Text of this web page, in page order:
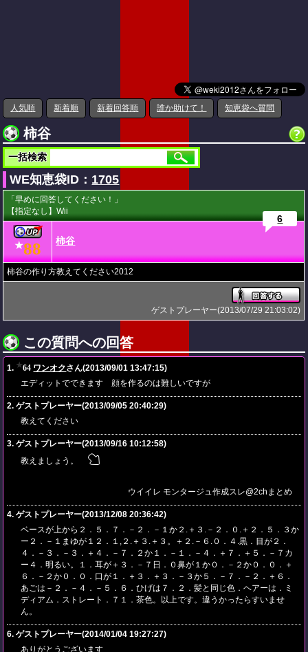
人気順 新着順 新着回答順 誰か助けて！ 知恵袋へ質問
柿谷
一括検索
WE知恵袋ID： 1705
「早めに回答してください！」
【指定なし】Wii
★88 柿谷
6
柿谷の作り方教えてください2012
ゲストプレーヤー(2013/07/29 21:03:02)
この質問への回答
1. ★64 ワンオクさん(2013/09/01 13:47:15)
エディットでできます 顔を作るのは難しいですが
2. ゲストプレーヤー(2013/09/05 20:40:29)
教えてください
3. ゲストプレーヤー(2013/09/16 10:12:58)
教えましょう。
ウイイレ モンタージュ作成スレ@2chまとめ
4. ゲストプレーヤー(2013/12/08 20:36:42)
ベースが上から２．５．７．－２．－１か２.＋３.－２．０.＋２．５．３か
ー２．－１まゆが１２．１,２.＋３.＋３。＋２.－６.０．４.黒．目が２．
４．－３．－３．＋４．－７．２か１．－１．－４．＋７．＋５．－７カ
ー４．明るい。１．耳が＋３．－７日．０鼻が１か０．－２か０．０．＋
６．－２か０．０．口が１．＋３．＋３．－３か５．－７．－２．＋６．
あごは－２．－４．－５．６．ひげは７．２．髪と同じ色．ヘアーは．ミ
ディアム．ストレート．７１．茶色。以上です。違うかったらすいませ
ん。
6. ゲストプレーヤー(2014/01/04 19:27:27)
ありがとうございます